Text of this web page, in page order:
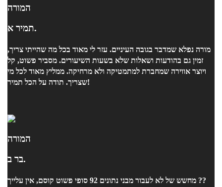
המורה
תמיר א.
מורה נפלא שמדבר בגובה העיניים. עזר לי מאוד בכל מה שהייתי צריך,
זמין גם בהודעות ושאלות שלא בשעות השיעורים. מסביר פשוט, קל
ויוצר אווירה שמחברת למתמטיקה ולא מרחיקה. ממליץ מאוד לכל מי
שצריך. תודה על הכל תמיר!
המורה
בר ב.
מחשש של לא לעבור מבני נתונים 92 סופי פשוט קוסם, אין עלייך ??